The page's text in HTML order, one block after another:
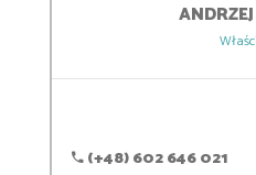
ANDRZEJ
(+48) 602 646 021